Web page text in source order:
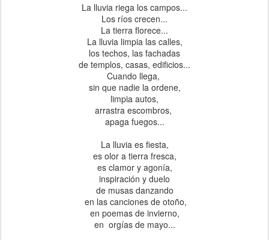
La lluvia riega los campos...
Los ríos crecen...
La tierra florece...
La lluvia limpia las calles,
los techos, las fachadas
de templos, casas, edificios...
Cuando llega,
sin que nadie la ordene,
limpia autos,
arrastra escombros,
apaga fuegos...
La lluvia es fiesta,
es olor a tierra fresca,
es clamor y agonía,
inspiración y duelo
de musas danzando
en las canciones de otoño,
en poemas de invierno,
en orgías de mayo...